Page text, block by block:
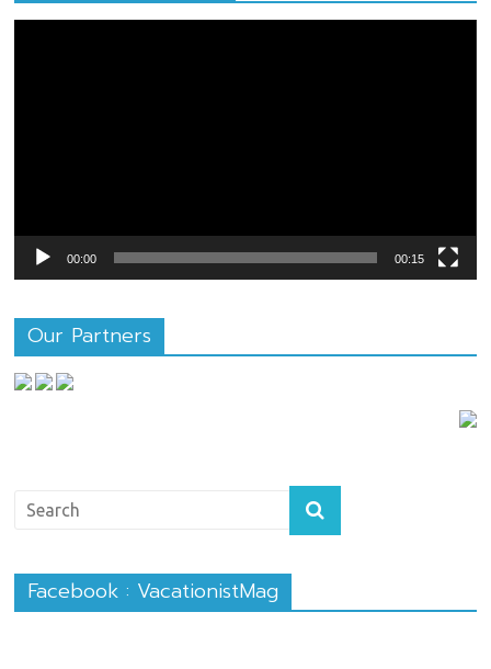
00:00 00:15
Our Partners
Facebook : VacationistMag